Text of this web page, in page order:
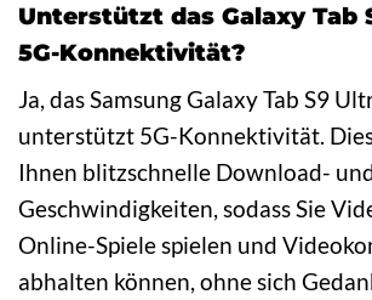
Unterstützt das Galaxy Tab
5G-Konnektivität?
Ja, das Samsung Galaxy Tab S9
unterstützt 5G-Konnektivität.
Ihnen blitzschnelle Download-
Geschwindigkeiten, sodass Sie
Online-Spiele spielen und
abhalten können, ohne sich